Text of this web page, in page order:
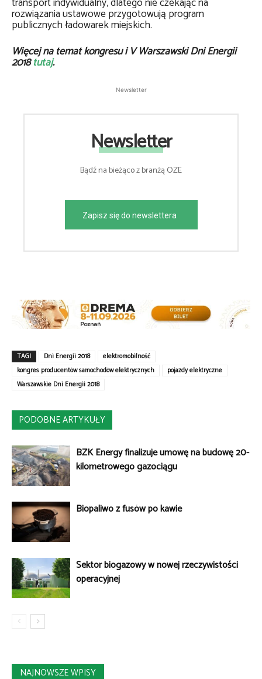
rozwiązania ustawowe przygotowują program
publicznych ładowarek miejskich.
Więcej na temat kongresu i V Warszawski Dni Energii
2018tutaj.
Newsletter
Newsletter
Bądź na bieżąco z branżą OZE
Zapisz się do newslettera
TAGI Dni Energii 2018
elektromobilność
kongres producentów samochodów elektrycznych
pojazdy elektryczne
Warszawskie Dni Energii 2018
PODOBNE ARTYKUŁY
BZK Energy finalizuje umowę na budowę 20-
kilometrowego gazociągu
Biopaliwo z fusów po kawie
Sektor biogazowy w nowej rzeczywistości
operacyjnej
NAJNOWSZE WPISY